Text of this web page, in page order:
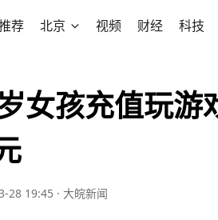
荐 北京 视频 财经 科技
女孩充值玩游
28 19:45 · 大皖新闻